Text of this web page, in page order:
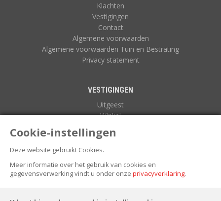
Cookie-instellingen
Deze website gebruikt Cookies.
Meer informatie over het gebruik van cookies en
gegevensverwerking vindt u onder onze privacyverklaring.
Klachten
Vestigingen
Contact
Algemene voorwaarden
Algemene voorwaarden Tuin en Bestrating
Privacy statement
VESTIGINGEN
Uitgeest
Winkel